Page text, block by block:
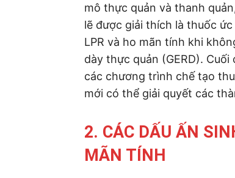
mô thực quản và thanh
lẽ được giải thích là thuốc
LPR và ho mãn tính khi
dày thực quản (GERD).
các chương trình chế tạo
mới có thể giải quyết các
2. CÁC DẤU ẤN
MÃN TÍNH